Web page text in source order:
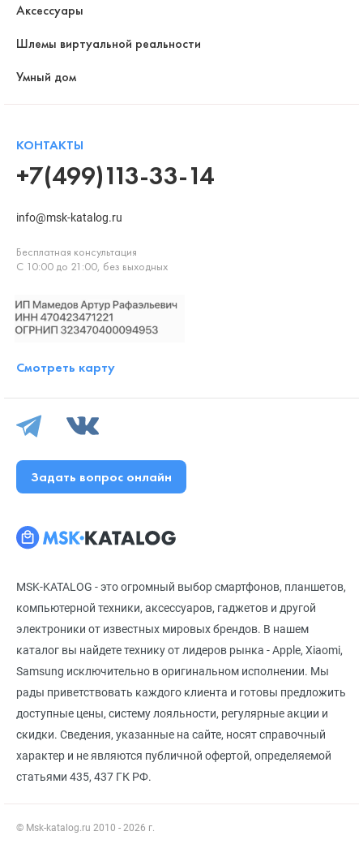
MSK-KATALOG - это огромный выбор смартфонов, планшетов,
компьютерной техники, аксессуаров, гаджетов и другой
электроники от известных мировых брендов. В нашем
каталог вы найдете технику от лидеров рынка - Apple, Xiaomi,
Samsung исключительно в оригинальном исполнении. Мы
рады приветствовать каждого клиента и готовы предложить
доступные цены, систему лояльности, регулярные акции и
скидки. Сведения, указанные на сайте, носят справочный
характер и не являются публичной офертой, определяемой
статьями 435, 437 ГК РФ.
© Msk-katalog.ru 2010 - 2026 г.
Аксессуары
Шлемы виртуальной реальности
Умный дом
КОНТАКТЫ
+7(499)113-33-14
info@msk-katalog.ru
Бесплатная консультация
С 10:00 до 21:00, без выходных
Смотреть карту
Задать вопрос онлайн